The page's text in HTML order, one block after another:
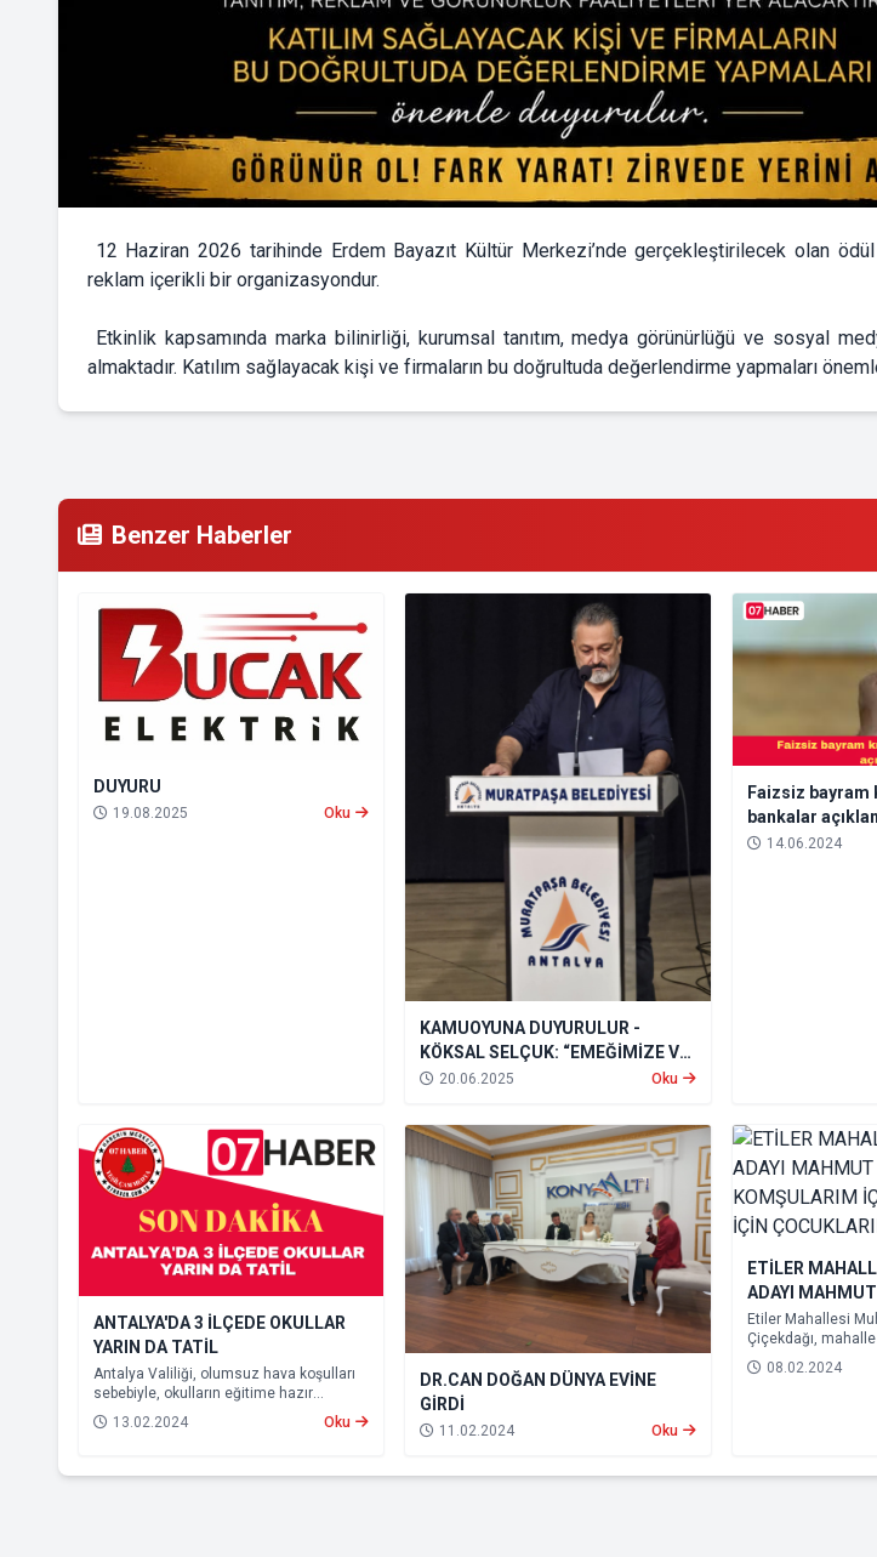
12 Haziran 2026 tarihinde Erdem Bayazıt Kültür Merkezi’nde gerçekleştirilecek olan ödül
reklam içerikli bir organizasyondur.
Etkinlik kapsamında marka bilinirliği, kurumsal tanıtım, medya görünürlüğü ve sosyal
almaktadır. Katılım sağlayacak kişi ve firmaların bu doğrultuda değerlendirme yapmaları
Benzer Haberler
DUYURU
19.08.2025 Oku
KAMUOYUNA DUYURULUR -
KÖKSAL SELÇUK: “EMEĞİMİZE VE
MARKAMIZA SAHİP ÇIKIYORUZ”
20.06.2025 Oku
Faizsiz bayram
bankalar
14.06.2024
ANTALYA'DA 3 İLÇEDE OKULLAR
YARIN DA TATİL
Antalya Valiliği, olumsuz hava koşulları
sebebiyle, okulların eğitime hazır
olamayacağından, Kepez, Muratpaşa ve
Konyaaltı ilçelerinde eğitime yarın da ara
13.02.2024 Oku
DR.CAN DOĞAN DÜNYA EVİNE
GİRDİ
11.02.2024 Oku
ETİLER
ADAYI
KOMŞULARIM
İÇİN
Etiler Mahallesi
Çiçekdağı,
bir basın
08.02.2024